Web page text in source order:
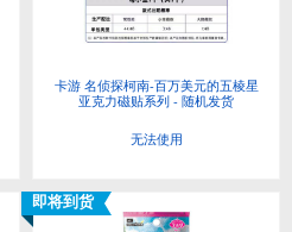
卡游 名侦探柯南-百万美元的五棱星
亚克力磁贴系列 - 随机发货
无法使用
即将到货